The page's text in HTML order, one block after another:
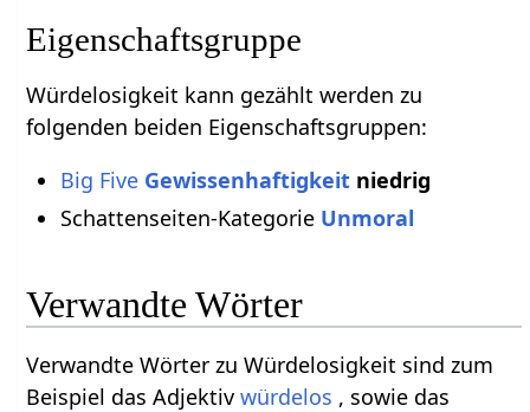
Eigenschaftsgruppe
Würdelosigkeit kann gezählt werden zu
folgenden beiden Eigenschaftsgruppen:
Big Five Gewissenhaftigkeitniedrig
Schattenseiten-Kategorie Unmoral
Verwandte Wörter
Verwandte Wörter zu Würdelosigkeit sind zum
Beispiel das Adjektivwürdelos , sowie das